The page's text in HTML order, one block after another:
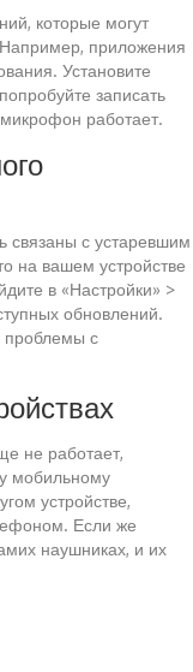
которые могут
приложения
Установите
записать
работает.
связаны с устаревшим
на вашем устройстве
в «Настройки» >
обновлений.
проблемы с
не работает,
мобильному
устройстве,
Если же
наушниках, и их